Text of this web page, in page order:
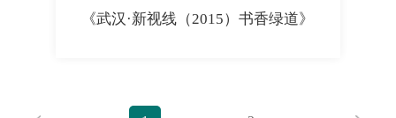
《武汉·新视线（2015）书香绿道》